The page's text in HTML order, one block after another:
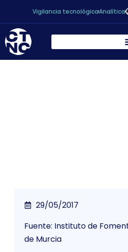
Vigilancia tecnológicaAnalítica
29/05/2017
Fuente: Instituto de
de Murcia